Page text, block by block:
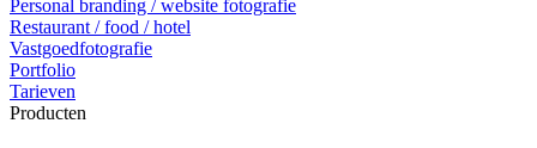
Personal branding / website fotografie
Restaurant / food / hotel
Vastgoedfotografie
Portfolio
Tarieven
Producten